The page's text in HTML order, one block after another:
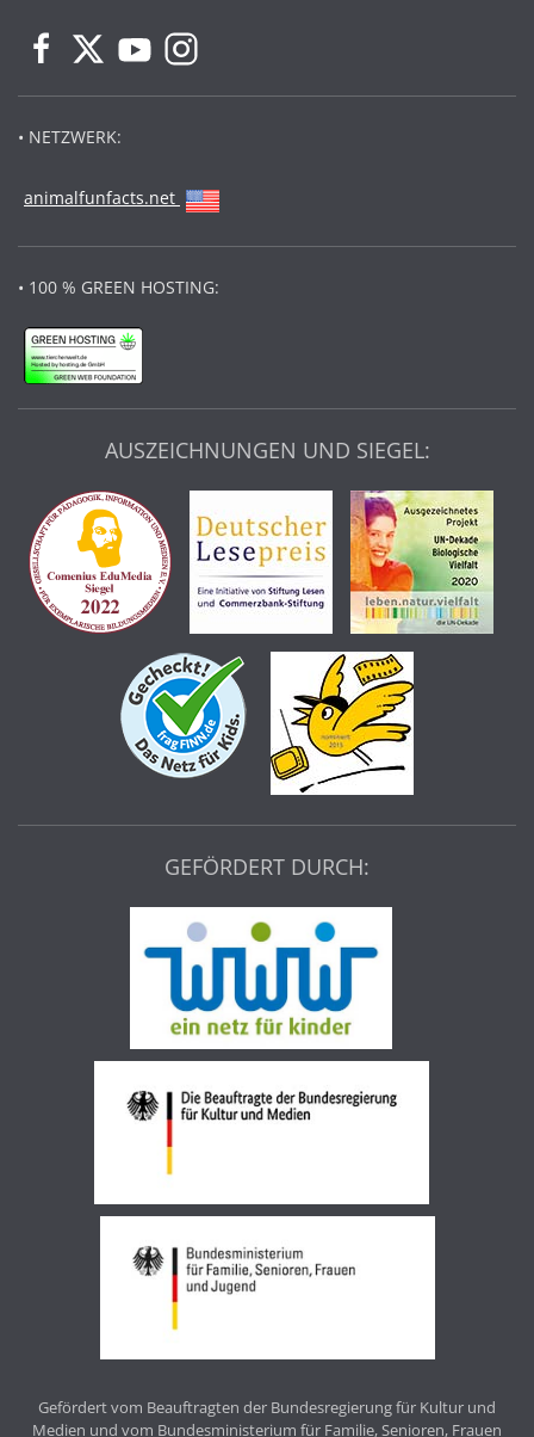
• NETZWERK:
animalfunfacts.net
• 100 % GREEN HOSTING:
AUSZEICHNUNGEN UND SIEGEL:
GEFÖRDERT DURCH:
Gefördert vom Beauftragten der Bundesregierung für Kultur und
Medien und vom Bundesministerium für Familie, Senioren, Frauen